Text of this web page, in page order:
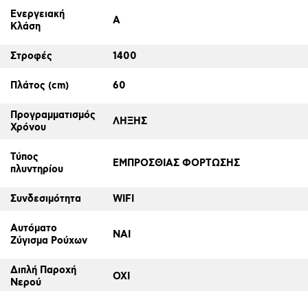
Ενεργειακή
Κλάση
A
Στροφές 1400
Πλάτος (cm) 60
Προγραμματισμός
Χρόνου
ΛΗΞΗΣ
Τύπος
πλυντηρίου
ΕΜΠΡΟΣΘΙΑΣ ΦΟΡΤΩΣΗΣ
Συνδεσιμότητα WIFI
Αυτόματο
Ζύγισμα Ρούχων
ΝΑΙ
Διπλή Παροχή
Νερού
ΟΧΙ